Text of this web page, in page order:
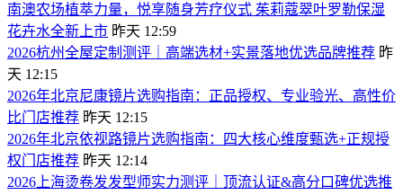
南澳农场植萃力量，悦享随身芳疗仪式 茱莉蔻翠叶罗勒保湿
花卉水全新上市 昨天 12:59
2026杭州全屋定制测评｜高端选材+实景落地优选品牌推荐 昨
天 12:15
2026年北京尼康镜片选购指南：正品授权、专业验光、高性价
比门店推荐 昨天 12:15
2026年北京依视路镜片选购指南：四大核心维度甄选+正规授
权门店推荐 昨天 12:14
2026上海烫卷发发型师实力测评｜顶流认证&高分口碑优选推